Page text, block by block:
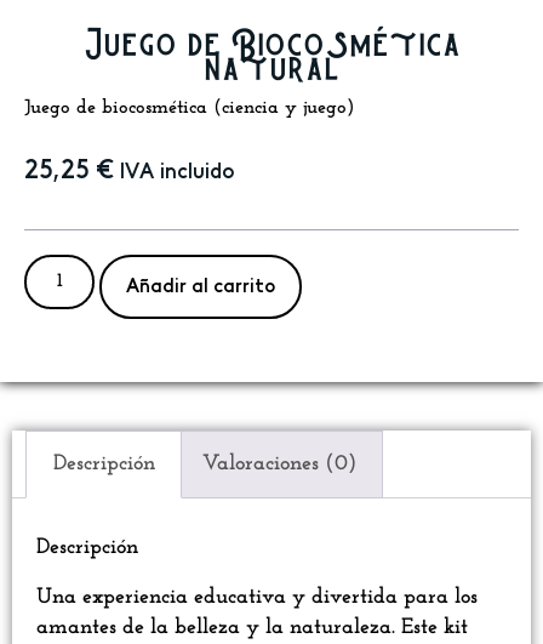
Juego de Biocosmética
natural
Juego de biocosmética (ciencia y juego)
25,25 € IVA incluido
Añadir al carrito
Descripción Valoraciones (0)
Descripción
Una experiencia educativa y divertida para los
amantes de la belleza y la naturaleza. Este kit